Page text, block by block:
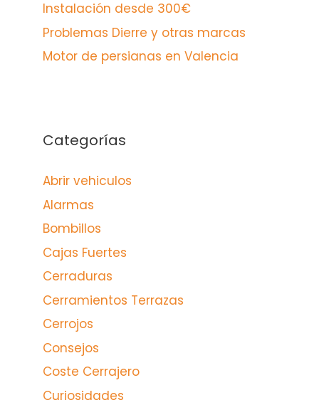
Instalación desde 300€
Problemas Dierre y otras marcas
Motor de persianas en Valencia
Categorías
Abrir vehiculos
Alarmas
Bombillos
Cajas Fuertes
Cerraduras
Cerramientos Terrazas
Cerrojos
Consejos
Coste Cerrajero
Curiosidades